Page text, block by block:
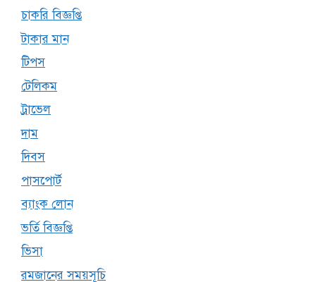
চাকরি বিজ্ঞপ্তি
টাকার মান
টিপস
টেলিকম
ট্রাভেল
দাম
দিবস
পাসপোর্ট
ব্যাংক লোন
ভর্তি বিজ্ঞপ্তি
ভিসা
রমজানের সময়সূচি